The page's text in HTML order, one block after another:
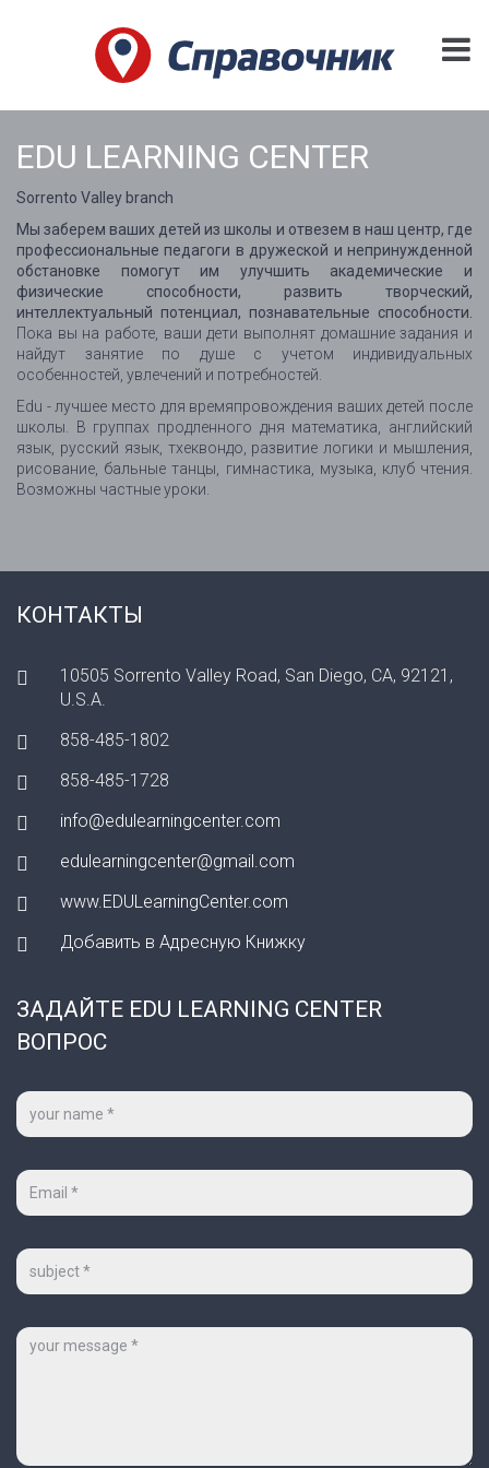
EDU LEARNING CENTER
Sorrento Valley branch
Мы заберем ваших детей из школы и отвезем в наш центр, где
профессиональные педагоги в дружеской и непринужденной
обстановке помогут им улучшить академические и
физические способности, развить творческий,
интеллектуальный потенциал, познавательные способности.
Пока вы на работе, ваши дети выполнят домашние задания и
найдут занятие по душе с учетом индивидуальных
особенностей, увлечений и потребностей.
Edu - лучшее место для времяпровождения ваших детей после
школы. В группах продленного дня математика, английский
язык, русский язык, тхеквондо, развитие логики и мышления,
рисование, бальные танцы, гимнастика, музыка, клуб чтения.
Возможны частные уроки.
КОНТАКТЫ
10505 Sorrento Valley Road, San Diego, CA, 92121,
U.S.A.
858-485-1802
858-485-1728
info@edulearningcenter.com
edulearningcenter@gmail.com
www.EDULearningCenter.com
Добавить в Адресную Книжку
ЗАДАЙТЕ EDU LEARNING CENTER
ВОПРОС
Ваше
имя
Ваш
mail
Тема
Сообщение